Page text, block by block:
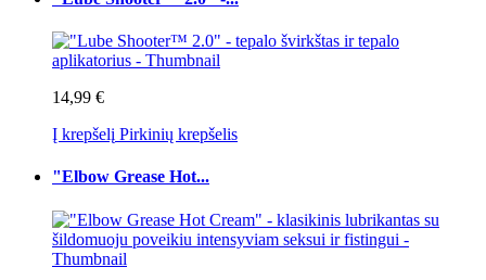
14,99 €
Į krepšelį Pirkinių krepšelis
"Elbow Grease Hot...